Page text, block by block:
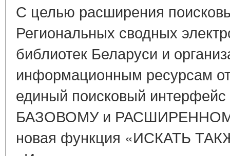
С целью расширения
Региональных сводных
библиотек Беларуси и
информационным ресурсам
единый поисковый
БАЗОВОМУ и
новая функция «ИСКАТЬ